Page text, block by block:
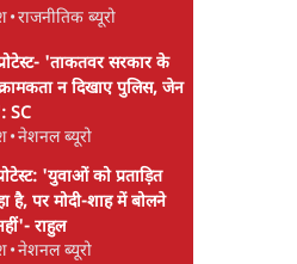
•राजनीतिक ब्यूरो
'ताकतवर सरकार के
न दिखाए पुलिस, जेन
SC
•नेशनल ब्यूरो
'युवाओं को प्रताड़ित
है, पर मोदी-शाह में बोलने
राहुल
•नेशनल ब्यूरो